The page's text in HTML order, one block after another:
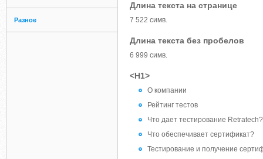
Разное
Длина текста на странице
7 522 симв.
Длина текста без пробелов
6 999 симв.
<H1>
О компании
Рейтинг тестов
Что дает тестирование Retratech?
Что обеспечивает сертификат?
Тестирование и получение